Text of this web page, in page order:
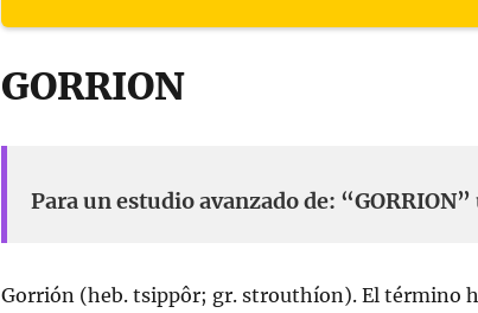
GORRION
Para un estudio avanzado de:
Gorrión (heb. tsippôr; gr. strouthí­on). El término